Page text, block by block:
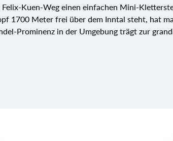
Kuen-Weg einen einfachen Mini-
1700 Meter frei über dem Inntal steht, hat
Prominenz in der Umgebung trägt zur